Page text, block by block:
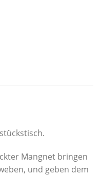
Mangnet bringen
und geben dem